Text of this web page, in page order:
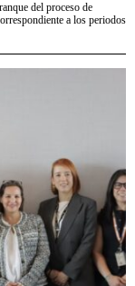
del proceso de
a los periodos